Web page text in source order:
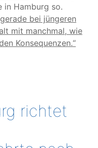
in Hamburg so.
bei jüngeren
mit manchmal, wie
Konsequenzen.“
richtet